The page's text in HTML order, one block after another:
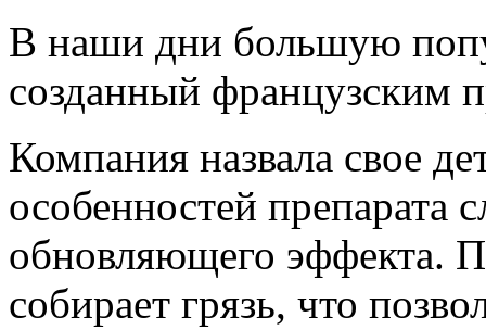
В наши дни большую
созданный французским
Компания назвала свое
особенностей препарата
обновляющего эффекта.
собирает грязь, что